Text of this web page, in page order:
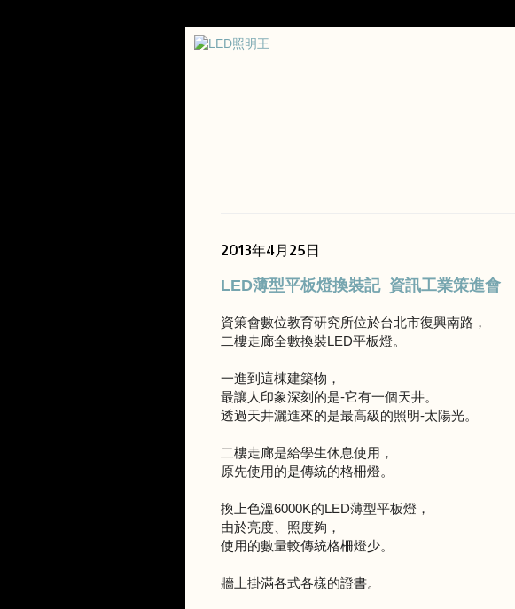
2013年4月25日
LED薄型平板燈換裝記_資訊工業策進會
資策會數位教育研究所位於台北市復興南路，
二樓走廊全數換裝LED平板燈。
一進到這棟建築物，
最讓人印象深刻的是-它有一個天井。
透過天井灑進來的是最高級的照明-太陽光。
二樓走廊是給學生休息使用，
原先使用的是傳統的格柵燈。
換上色溫6000K的LED薄型平板燈，
由於亮度、照度夠，
使用的數量較傳統格柵燈少。
牆上掛滿各式各樣的證書。